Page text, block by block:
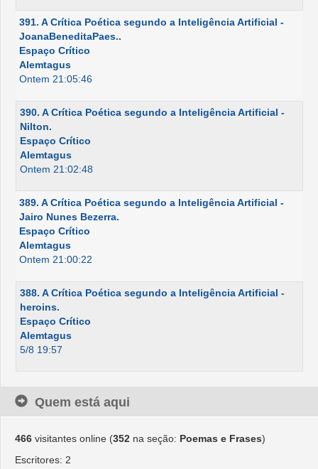
391. A Crítica Poética segundo a Inteligência Artificial -
JoanaBeneditaPaes..
Espaço Crítico
Alemtagus
Ontem 21:05:46
390. A Crítica Poética segundo a Inteligência Artificial -
Nilton.
Espaço Crítico
Alemtagus
Ontem 21:02:48
389. A Crítica Poética segundo a Inteligência Artificial -
Jairo Nunes Bezerra.
Espaço Crítico
Alemtagus
Ontem 21:00:22
388. A Crítica Poética segundo a Inteligência Artificial -
heroins.
Espaço Crítico
Alemtagus
5/8 19:57
Quem está aqui
466 visitantes online (352 na seção: Poemas e Frases)
Escritores: 2